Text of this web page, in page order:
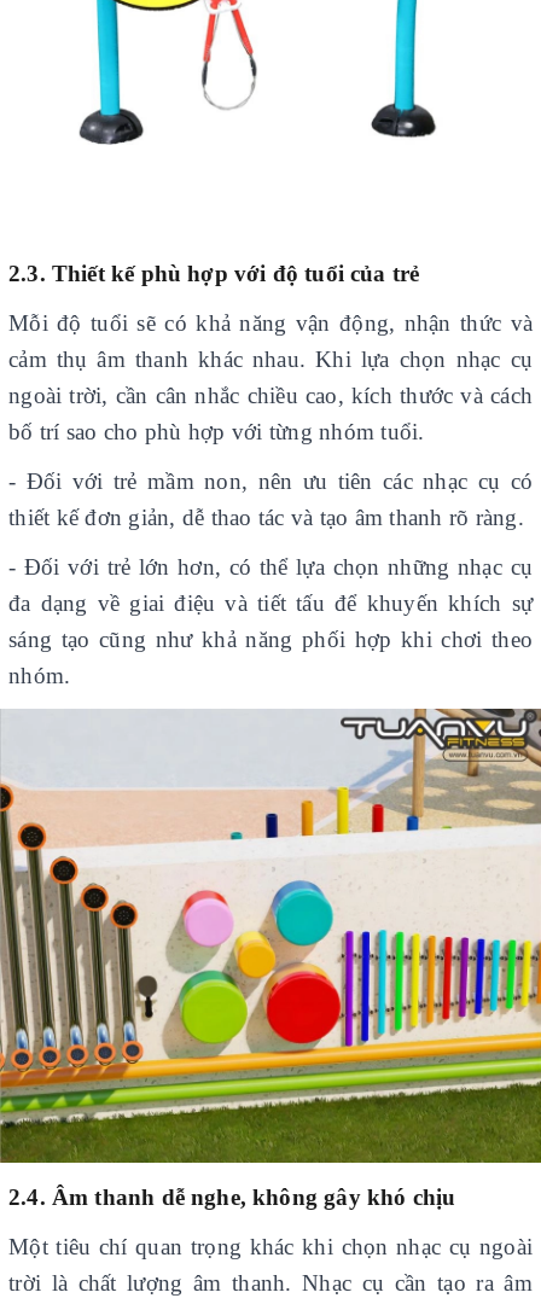
2.3. Thiết kế phù hợp với độ tuổi của trẻ
Mỗi độ tuổi sẽ có khả năng vận động, nhận thức và
cảm thụ âm thanh khác nhau. Khi lựa chọn nhạc cụ
ngoài trời, cần cân nhắc chiều cao, kích thước và cách
bố trí sao cho phù hợp với từng nhóm tuổi.
- Đối với trẻ mầm non, nên ưu tiên các nhạc cụ có
thiết kế đơn giản, dễ thao tác và tạo âm thanh rõ ràng.
- Đối với trẻ lớn hơn, có thể lựa chọn những nhạc cụ
đa dạng về giai điệu và tiết tấu để khuyến khích sự
sáng tạo cũng như khả năng phối hợp khi chơi theo
nhóm.
2.4. Âm thanh dễ nghe, không gây khó chịu
Một tiêu chí quan trọng khác khi chọn nhạc cụ ngoài
trời là chất lượng âm thanh. Nhạc cụ cần tạo ra âm